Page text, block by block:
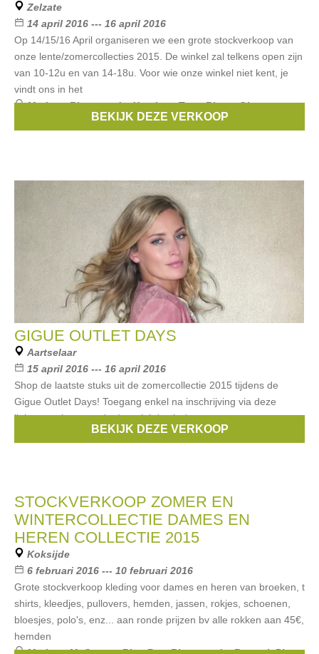
Zelzate
14 april 2016 --- 16 april 2016
Op 14/15/16 April organiseren we een grote stockverkoop van
onze lente/zomercollecties 2015. De winkel zal telkens open zijn
van 10-12u en van 14-18u. Voor wie onze winkel niet kent, je
vindt ons in het
Merken:Riverwoods,Xandres,Terre Bleue,Gigue,
, ...
BEKIJK DEZE VERKOOP
GIGUE OUTLET DAYS
Aartselaar
15 april 2016 --- 16 april 2016
Shop de laatste stuks uit de zomercollectie 2015 tijdens de
Gigue Outlet Days! Toegang enkel na inschrijving via deze
link:www.gigue.com/en/specials/outlet/
GigueBEKIJK DEZE VERKOOP
STOCKVERKOOP ZOMER EN
WINTERCOLLECTIE DAMES EN
HEREN COLLECTIE 2015
Koksijde
6 februari 2016 --- 10 februari 2016
Grote stockverkoop kleding voor dames en heren van broeken, t
shirts, kleedjes, pullovers, hemden, jassen, rokjes, schoenen,
bloesjes, polo's, enz... aan ronde prijzen bv alle rokken aan 45€,
hemden